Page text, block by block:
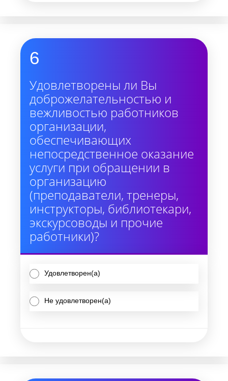
6
Удовлетворены ли Вы
доброжелательностью и
вежливостью работников
организации,
обеспечивающих
непосредственное оказание
услуги при обращении в
организацию
(преподаватели, тренеры,
инструкторы, библиотекари,
экскурсоводы и прочие
работники)?
Удовлетворен(а)
Не удовлетворен(а)